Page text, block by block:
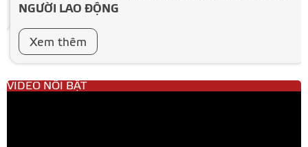
NGƯỜI LAO ĐỘNG
Xem thêm
VIDEO NỔI BẬT